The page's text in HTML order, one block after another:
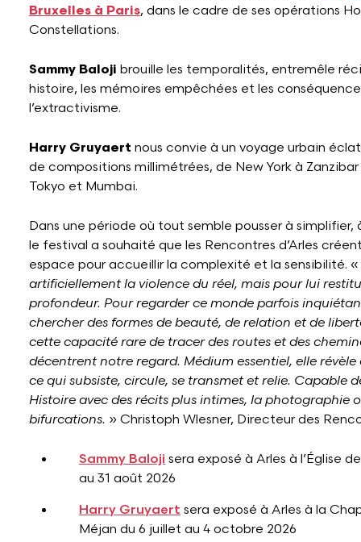
Bruxelles à Paris, dans le cadre de ses opérations
Constellations.
Sammy Baloji brouille les temporalités, entremêle
histoire, les mémoires empêchées et les
l’extractivisme.
Harry Gruyaert nous convie à un voyage urbain
de compositions millimétrées, de New York à
Tokyo et Mumbai.
Dans une période où tout semble pousser à simplifier,
le festival a souhaité que les Rencontres d’Arles
espace pour accueillir la complexité et la sensibilité. «
artificiellement la violence du réel, mais pour lui
profondeur. Pour regarder ce monde parfois
chercher des formes de beauté, de relation et de
cette capacité rare de tracer des routes et des
décentrent notre regard. Médium essentiel, elle
ce qui subsiste, circule, se transmet et relie. Capable
Histoire avec des récits plus intimes, la photographie
bifurcations. » Christoph Wlesner, Directeur des
Sammy Baloji sera exposé à Arles à l’Église
au 31 août 2026
Harry Gruyaert sera exposé à Arles à la
Méjan du 6 juillet au 4 octobre 2026